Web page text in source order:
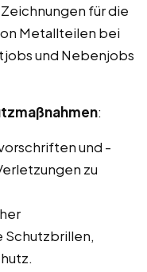
für die
Metallteilen bei
und Nebenjobs
:
und -
zu
Schutzbrillen,